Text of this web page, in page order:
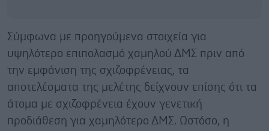
Σύμφωνα με προηγούμενα στοιχεία για
υψηλότερο επιπολασμό χαμηλού ΔΜΣ πριν από
την εμφάνιση της σχιζοφρένειας, τα
αποτελέσματα της μελέτης δείχνουν επίσης ότι τα
άτομα με σχιζοφρένεια έχουν γενετική
προδιάθεση για χαμηλότερο ΔΜΣ. Ωστόσο, η